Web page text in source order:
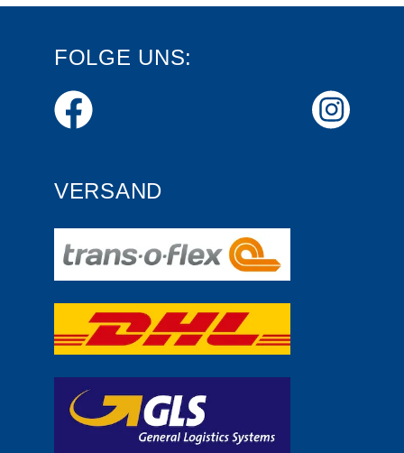
FOLGE UNS:
VERSAND